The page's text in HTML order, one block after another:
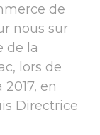
de
nous sur
de la
lors de
en
Directrice